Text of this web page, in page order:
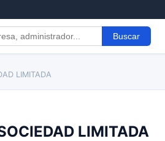
Buscar
LIMITADA
LIMITADA